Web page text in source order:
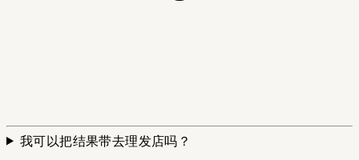
我可以把结果带去理发店吗？